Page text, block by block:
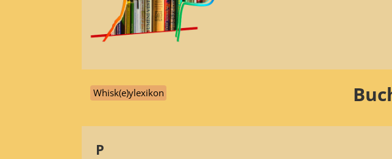
Whisk(e)ylexikon
P